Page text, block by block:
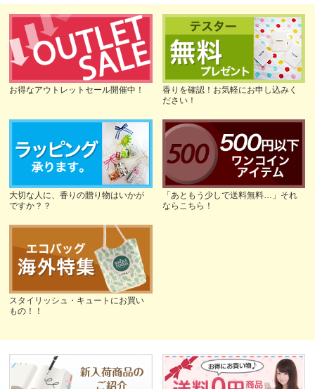
お得なアウトレットセール開催中！
香りを確認！お気軽にお申し込みく
ださい！
大切な人に、香りの贈り物はいかが
ですか？？
「あともう少しで送料無料…」それ
ならこちら！
スタイリッシュ・キュートにお買い
もの！！